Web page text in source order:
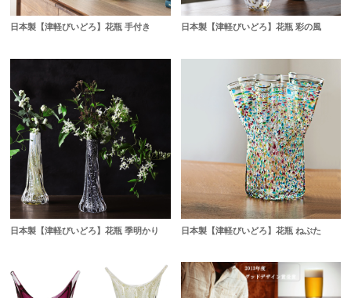
日本製【津軽びいどろ】花瓶 手付き 日本製【津軽びいどろ】花瓶 彩の風
日本製【津軽びいどろ】花瓶 季明かり 日本製【津軽びいどろ】花瓶 ねぶた